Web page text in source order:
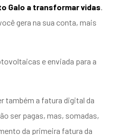
Galo a transformar vidas.
gera na sua conta, mais
e enviada para a
também a fatura digital da
ser pagas, mas, somadas,
da primeira fatura da